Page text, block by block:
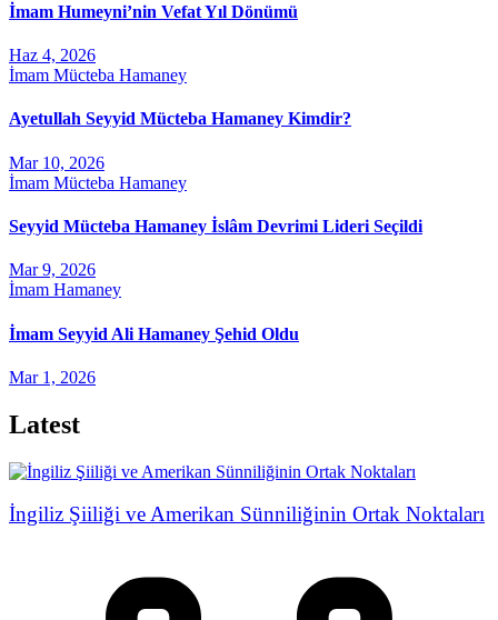
İmam Humeyni’nin Vefat Yıl Dönümü
Haz 4, 2026
İmam Mücteba Hamaney
Ayetullah Seyyid Mücteba Hamaney Kimdir?
Mar 10, 2026
İmam Mücteba Hamaney
Seyyid Mücteba Hamaney İslâm Devrimi Lideri Seçildi
Mar 9, 2026
İmam Hamaney
İmam Seyyid Ali Hamaney Şehid Oldu
Mar 1, 2026
Latest
İngiliz Şiiliği ve Amerikan Sünniliğinin Ortak Noktaları